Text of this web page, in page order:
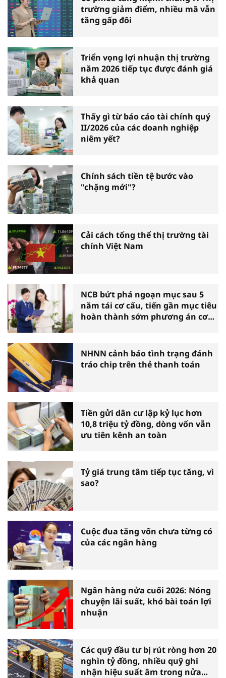
trường giảm điểm, nhiều mã vẫn
tăng gấp đôi
Triển vọng lợi nhuận thị trường
năm 2026 tiếp tục được đánh giá
khả quan
Thấy gì từ báo cáo tài chính quý
II/2026 của các doanh nghiệp
niêm yết?
Chính sách tiền tệ bước vào
"chặng mới"?
Cải cách tổng thể thị trường tài
chính Việt Nam
NCB bứt phá ngoạn mục sau 5
năm tái cơ cấu, tiến gần mục tiêu
hoàn thành sớm phương án cơ
NHNN cảnh báo tình trạng đánh
tráo chip trên thẻ thanh toán
Tiền gửi dân cư lập kỷ lục hơn
10,8 triệu tỷ đồng, dòng vốn vẫn
ưu tiên kênh an toàn
Tỷ giá trung tâm tiếp tục tăng, vì
sao?
Cuộc đua tăng vốn chưa từng có
của các ngân hàng
Ngân hàng nửa cuối 2026: Nóng
chuyện lãi suất, khó bài toán lợi
nhuận
Các quỹ đầu tư bị rút ròng hơn 20
nghìn tỷ đồng, nhiều quỹ ghi
nhận hiệu suất âm trong nửa